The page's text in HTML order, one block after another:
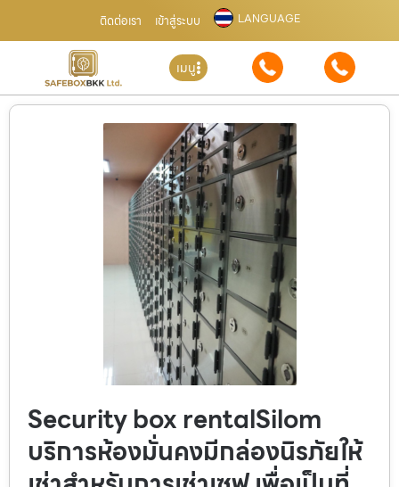
ติดต่อเรา เข้าสู่ระบบ LANGUAGE
เมนู
Security box rentalSilom
บริการห้องมั่นคงมีกล่องนิรภัยให้